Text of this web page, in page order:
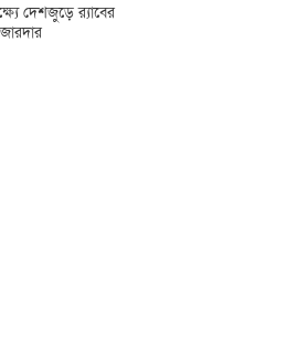
দেশজুড়ে র‌্যাবের